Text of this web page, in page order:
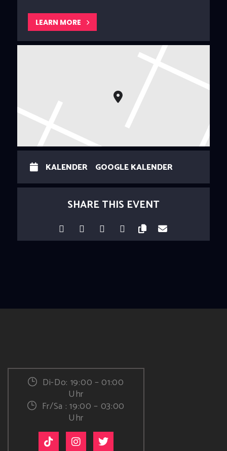
LEARN MORE
KALENDER GOOGLE KALENDER
SHARE THIS EVENT
Di-Do: 19:00 – 01:00
Uhr
Fr/Sa : 19:00 – 03:00
Uhr